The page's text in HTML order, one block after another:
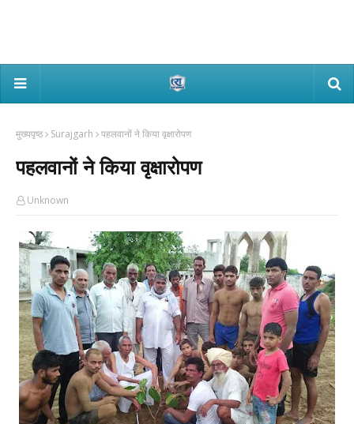
मुख्यपृष्ठ Surajgarh पहलवानों ने किया वृक्षारोपण
पहलवानों ने किया वृक्षारोपण
Unknown